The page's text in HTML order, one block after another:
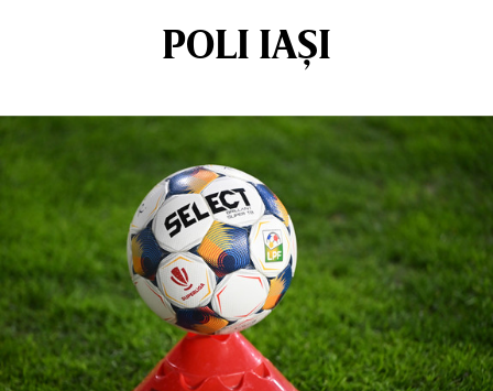
POLI IAȘI